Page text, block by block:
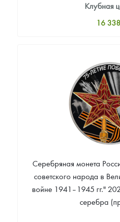
Клубная
16 338
Цена
Серебряная монета
советского народа в
войне 1941–1945 гг."
серебра